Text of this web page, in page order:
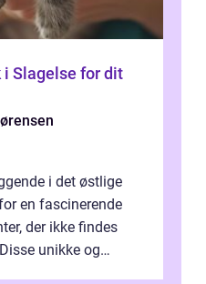
Slagelse for dit
i det østlige
en fascinerende
der ikke findes
unikke og